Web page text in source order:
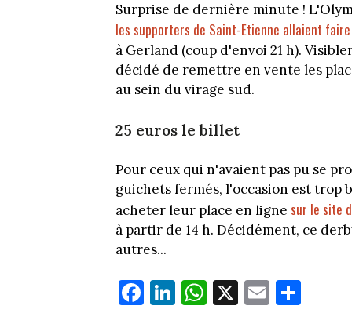
Surprise de dernière minute !
les supporters de Saint-Etienne allaient
à Gerland (coup d'envoi 21 h).
décidé de remettre en vente les
au sein du virage sud.
25 euros le billet
Pour ceux qui n'avaient pas pu se
guichets fermés, l'occasion est trop
acheter leur place en ligne sur le site
à partir de 14 h. Décidément, ce
autres...
Fa Li W X E